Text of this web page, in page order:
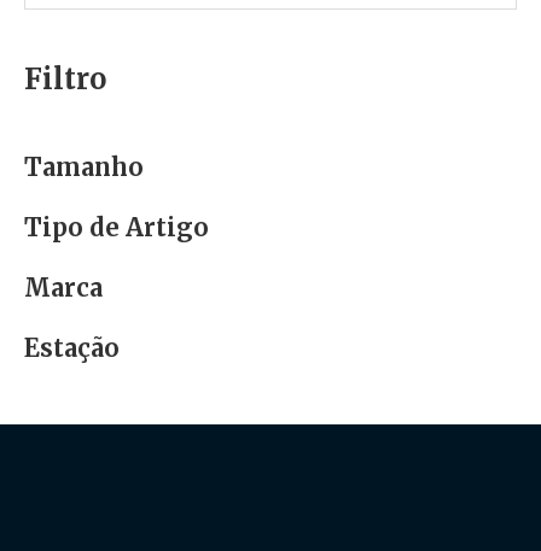
Filtro
Tamanho
Tipo de Artigo
Marca
Estação